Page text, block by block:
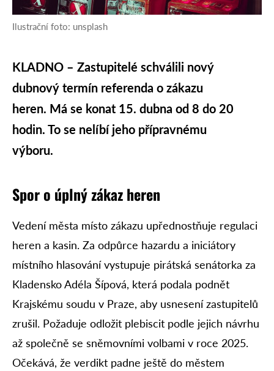
Ilustrační foto: unsplash
KLADNO – Zastupitelé schválili nový
dubnový termín referenda o zákazu
heren. Má se konat 15. dubna od 8 do 20
hodin. To se nelíbí jeho přípravnému
výboru.
Spor o úplný zákaz heren
Vedení města místo zákazu upřednostňuje regulaci
heren a kasin. Za odpůrce hazardu a iniciátory
místního hlasování vystupuje pirátská senátorka za
Kladensko Adéla Šípová, která podala podnět
Krajskému soudu v Praze, aby usnesení zastupitelů
zrušil. Požaduje odložit plebiscit podle jejich návrhu
až společně se sněmovními volbami v roce 2025.
Očekává, že verdikt padne ještě do městem